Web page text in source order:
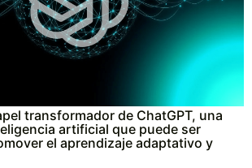
transformador de ChatGPT, una
artificial que puede ser
el aprendizaje adaptativo y